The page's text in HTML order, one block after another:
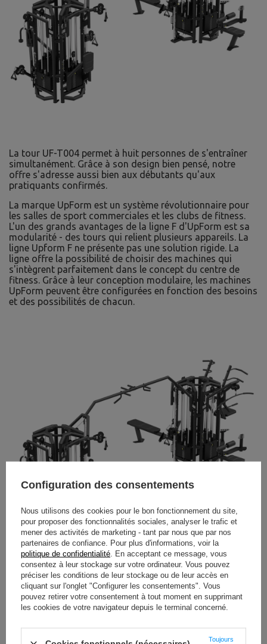
La tour UF-T004 permet à huit personnes de s'entraîner
simultanément. Grâce à son design bien pensé, notre
offre s'adresse aussi bien aux débutants qu'aux
pratiquants confirmés.
La marque UpForm est un système révolutionnaire pour
les salles de sport commerciales et les clubs de fitness.
L'un des grands avantages de la ligne F d'UpForm est sa
modularité - des tours qui relient plusieurs appareils. La
ligne Upform F ne présente pas une solution rigide. La
ligne offre la possibilité de choisir des machines qui
s'intègrent parfaitement dans le concept du centre de
fitness. Grâce à leur conception modulaire, les machines
UpForm peuvent être configurées en fonction des besoins
et des possibilités de chacun.
Pourquoi choisir la marque UpForm ?
Configuration des consentements
Nous utilisons des cookies pour le bon fonctionnement du site,
pour proposer des fonctionnalités sociales, analyser le trafic et
mener des activités de marketing - tant par nous que par nos
partenaires de confiance. Pour plus d'informations, voir la
politique de confidentialité . En acceptant ce message, vous
consentez à leur stockage sur votre ordinateur. Vous pouvez
préciser les conditions de leur stockage ou de leur accès en
cliquant sur l'onglet "Configurer les consentements". Vous
pouvez retirer votre consentement à tout moment en supprimant
les cookies de votre navigateur depuis le terminal concerné.
Toujours